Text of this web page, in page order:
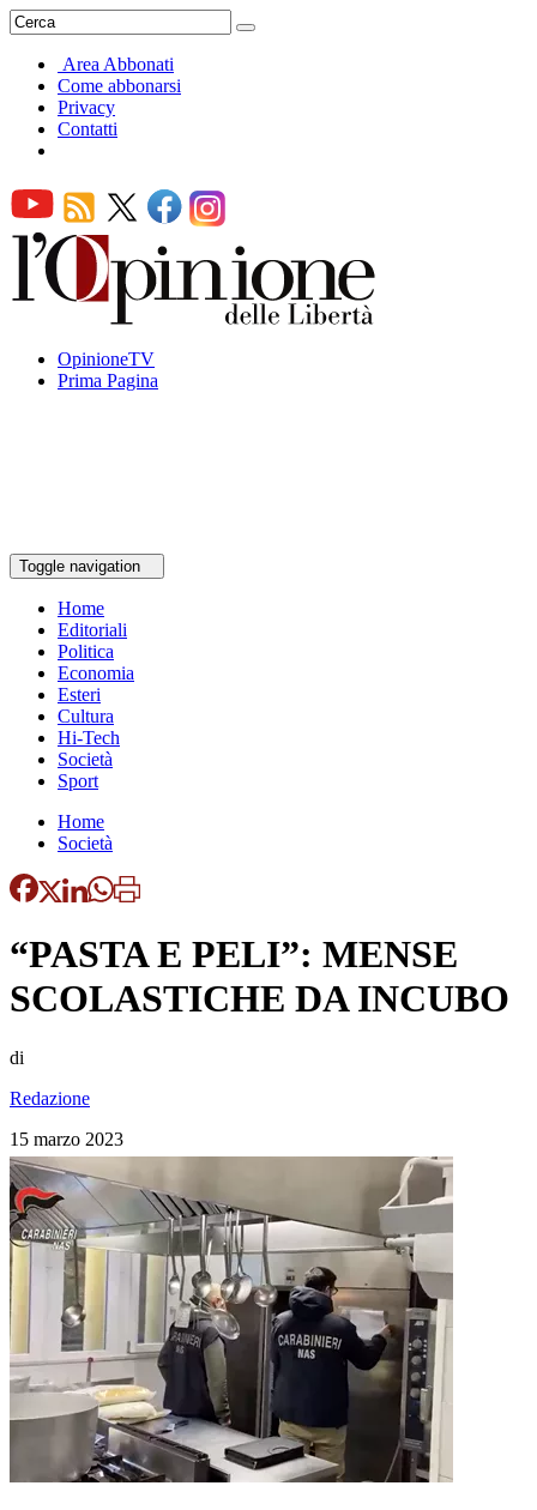
Area Abbonati
Come abbonarsi
Privacy
Contatti
OpinioneTV
Prima Pagina
Toggle navigation
Home
Editoriali
Politica
Economia
Esteri
Cultura
Hi-Tech
Società
Sport
Home
Società
“PASTA E PELI”: MENSE
SCOLASTICHE DA INCUBO
di
Redazione
15 marzo 2023